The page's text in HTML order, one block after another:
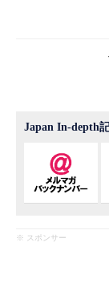
Japan In-depth
※ スポンサー